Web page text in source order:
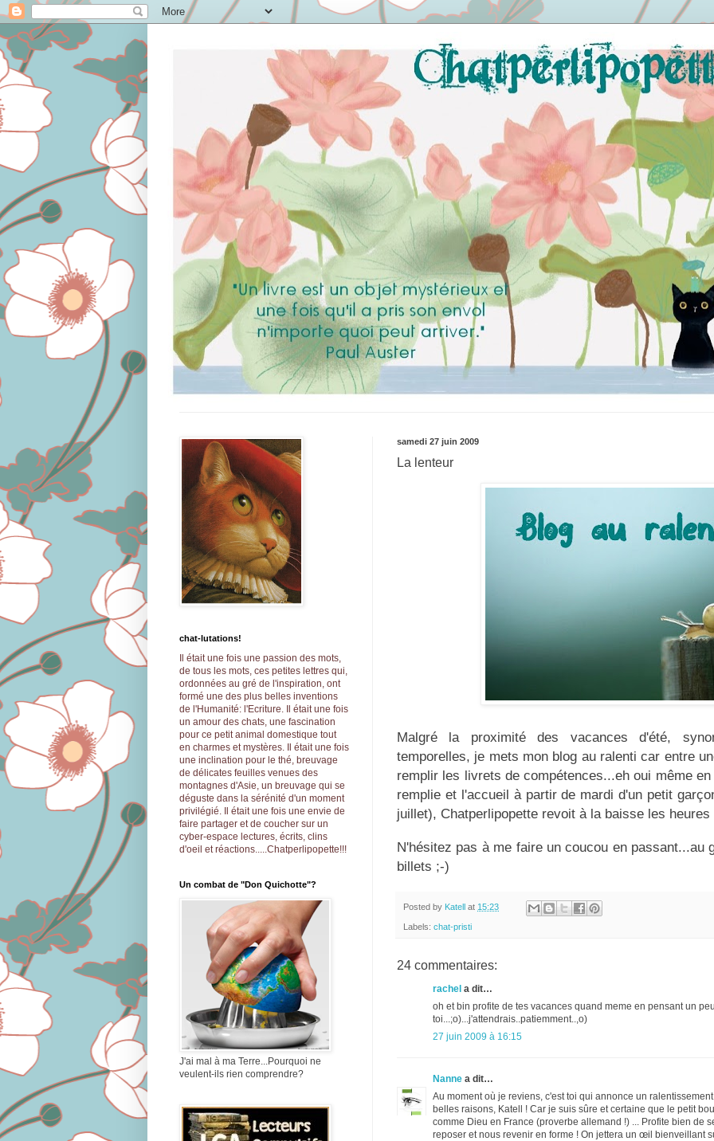
samedi 27 juin 2009
La lenteur
Malgré la proximité des vacances d'été,
temporelles, je mets mon blog au ralenti car entre
remplir les livrets de compétences...eh oui même
remplie et l'accueil à partir de mardi d'un petit
juillet), Chatperlipopette revoit à la baisse les heures
N'hésitez pas à me faire un coucou en passant...au
billets ;-)
Posted by Katell at 15:23
Labels: chat-pristi
24 commentaires:
rachel a dit…
oh et bin profite de tes vacances quand meme en pensant un
toi...;o)...j'attendrais..patiemment..,o)
27 juin 2009 à 16:15
Nanne a dit…
Au moment où je reviens, c'est toi qui annonce un
belles raisons, Katell ! Car je suis sûre et certaine que le petit
comme Dieu en France (proverbe allemand !) ... Profite bien de
reposer et nous revenir en forme ! On jettera un œil bienveillant
chat-lutations!
Il était une fois une passion des mots,
de tous les mots, ces petites lettres qui,
ordonnées au gré de l'inspiration, ont
formé une des plus belles inventions
de l'Humanité: l'Ecriture.
Il était une fois
un amour des chats, une fascination
pour ce petit animal domestique tout
en charmes et mystères.
Il était une fois
une inclination pour le thé, breuvage
de délicates feuilles venues des
montagnes d'Asie, un breuvage qui se
déguste dans la sérénité d'un moment
privilégié.
Il était une fois une envie de
faire partager et de coucher sur un
cyber-espace lectures, écrits, clins
d'oeil et réactions.....Chatperlipopette!!!
Un combat de "Don Quichotte"?
J'ai mal à ma Terre...Pourquoi ne
veulent-ils rien comprendre?